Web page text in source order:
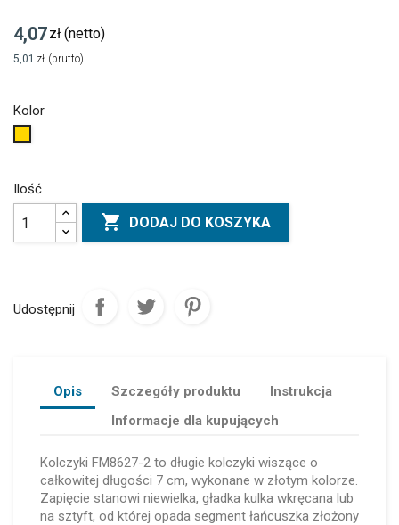
4,07zł (netto)
5,01 zł (brutto)
Kolor
Ilość
 DODAJ DO KOSZYKA
Udostępnij
Opis Szczegóły produktu
Instrukcja
Informacje dla kupujących
Kolczyki FM8627-2 to długie kolczyki wiszące o
całkowitej długości 7 cm, wykonane w złotym kolorze.
Zapięcie stanowi niewielka, gładka kulka wkręcana lub
na sztyft, od której opada segment łańcuszka złożony